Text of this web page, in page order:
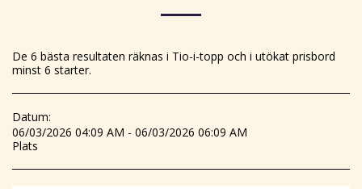
De 6 bästa resultaten räknas i Tio-i-topp och i utökat prisbord
minst 6 starter.
Datum:
06/03/2026 04:09 AM - 06/03/2026 06:09 AM
Plats